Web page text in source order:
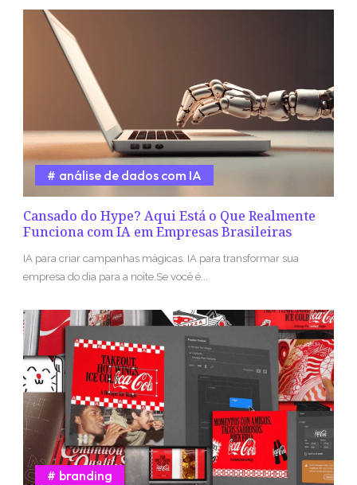
Cansado do Hype? Aqui Está o Que Realmente
Funciona com IA em Empresas Brasileiras
análise de dados com IA
IA para criar campanhas mágicas. IA para transformar sua
empresa do dia para a noite.Se você é...
branding